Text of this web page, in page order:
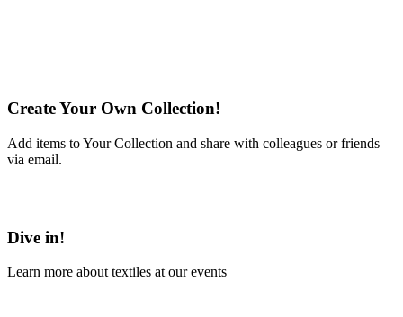
Create Your Own Collection!
Add items to Your Collection and share with colleagues or friends
via email.
Dive in!
Learn more about textiles at our events